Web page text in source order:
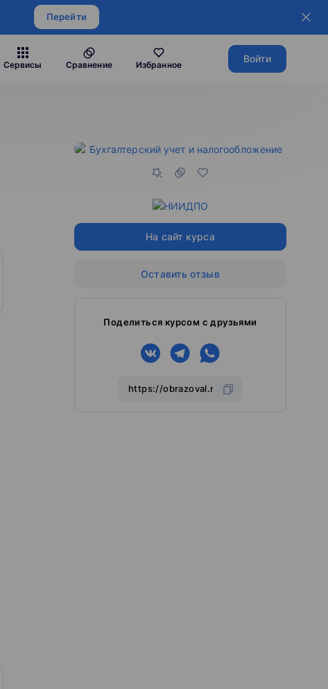
Перейти
Сервисы Сравнение Избранное
Войти
На сайт курса
Оставить отзыв
Поделиться курсом с друзьями